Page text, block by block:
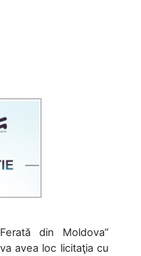
din Moldova”
avea loc licitaţia cu